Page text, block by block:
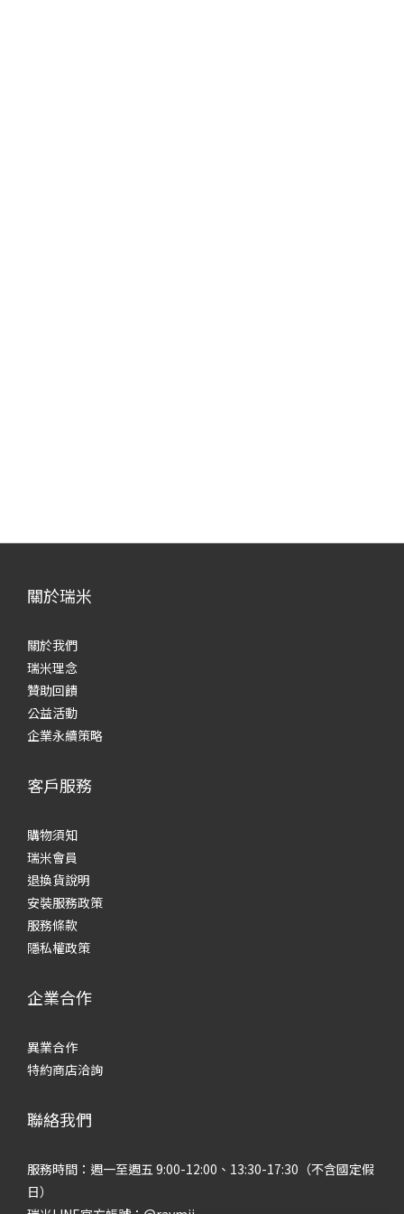
關於瑞米
關於我們
瑞米理念
贊助回饋
公益活動
企業永續策略
客戶服務
購物須知
瑞米會員
退換貨說明
安裝服務政策
服務條款
隱私權政策
企業合作
異業合作
特約商店洽詢
聯絡我們
服務時間：週一至週五 9:00-12:00、13:30-17:30（不含國定假
日）